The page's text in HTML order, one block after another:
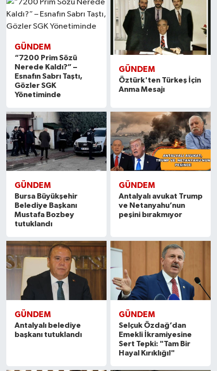
GÜNDEM
“7200 Prim Sözü
Nerede Kaldı?” –
Esnafın Sabrı Taştı,
Gözler SGK
Yönetiminde
GÜNDEM
Öztürk'ten Türkeş İçin
Anma Mesajı
GÜNDEM
Bursa Büyükşehir
Belediye Başkanı
Mustafa Bozbey
tutuklandı
GÜNDEM
Antalyalı avukat Trump
ve Netanyahu’nun
peşini bırakmıyor
GÜNDEM
Antalyalı belediye
başkanı tutuklandı
GÜNDEM
Selçuk Özdağ’dan
Emekli İkramiyesine
Sert Tepki: "Tam Bir
Hayal Kırıklığı!"